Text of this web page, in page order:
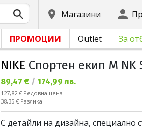
Магазини
ПРОМОЦИИ Outlet За
NIKE Спортен екип M NK
Текуща цена:
89,47 € / 174,99 лв.
Редовна цена:
127,82 € Редовна цена
Спестявате:
38,35 € Разлика
С детайли на дизайна, специално